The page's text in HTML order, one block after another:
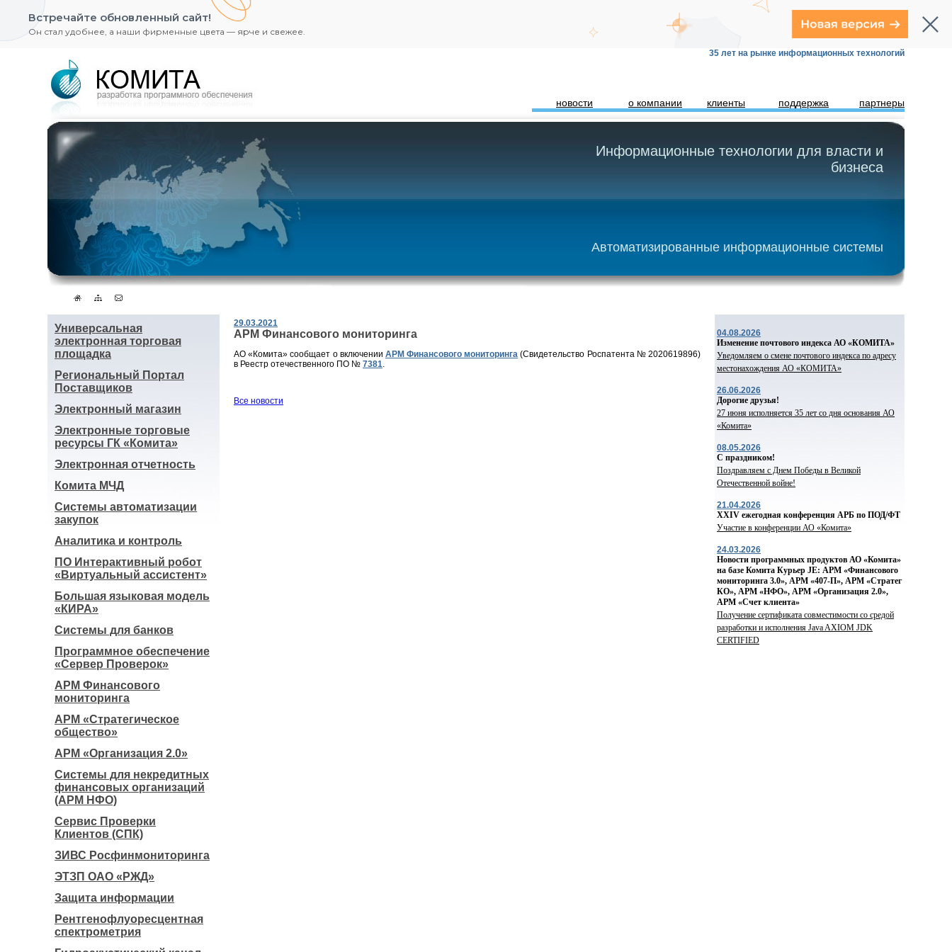
Встречайте обновленный сайт!
Он стал удобнее, а наши фирменные цвета — ярче и свежее.
35 лет на рынке информационных технологий
новости о компании клиенты поддержка партнеры
Информационные технологии для власти и
бизнеса
Автоматизированные информационные системы
Универсальная
электронная торговая
площадка
Региональный Портал
Поставщиков
Электронный магазин
Электронные торговые
ресурсы ГК «Комита»
Электронная отчетность
Комита МЧД
Системы автоматизации
закупок
Аналитика и контроль
ПО Интерактивный робот
«Виртуальный ассистент»
Большая языковая модель
«КИРА»
Системы для банков
Программное обеспечение
«Сервер Проверок»
АРМ Финансового
мониторинга
АРМ «Стратегическое
общество»
АРМ «Организация 2.0»
Системы для некредитных
финансовых организаций
(АРМ НФО)
Сервис Проверки
Клиентов (СПК)
ЗИВС Росфинмониторинга
ЭТЗП ОАО «РЖД»
Защита информации
Рентгенофлуоресцентная
спектрометрия
29.03.2021
АРМ Финансового мониторинга
АО «Комита» сообщает о включении АРМ Финансового мониторинга (Свидетельство Роспатента № 2020619896)
в Реестр отечественного ПО № 7381.
Все новости
04.08.2026
Изменение почтового индекса АО «КОМИТА»
Уведомляем о смене почтового индекса по адресу
местонахождения АО «КОМИТА»
26.06.2026
Дорогие друзья!
27 июня исполняется 35 лет со дня основания АО
«Комита»
08.05.2026
С праздником!
Поздравляем с Днем Победы в Великой
Отечественной войне!
21.04.2026
ХХIV ежегодная конференция АРБ по ПОД/ФТ
Участие в конференции АО «Комита»
24.03.2026
Новости программных продуктов АО «Комита»
на базе Комита Курьер JE: АРМ «Финансового
мониторинга 3.0», АРМ «407-П», АРМ «Стратег
КО», АРМ «НФО», АРМ «Организация 2.0»,
АРМ «Счет клиента»
Получение сертификата совместимости со средой
разработки и исполнения Java AXIOM JDK
CERTIFIED